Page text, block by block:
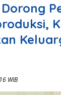
WIB